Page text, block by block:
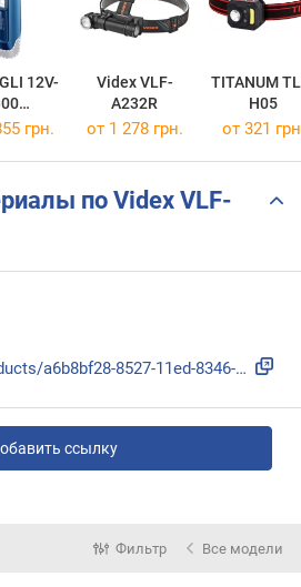
12V-
Videx VLF-
A232R
TITANUM
H05
грн. от 1 278 грн. от 321
по Videx VLF-
https://videx.ua/pdf/products/a6b8bf28-8527-11ed-8346-78e7d...
ссылку
Фильтр Все модели